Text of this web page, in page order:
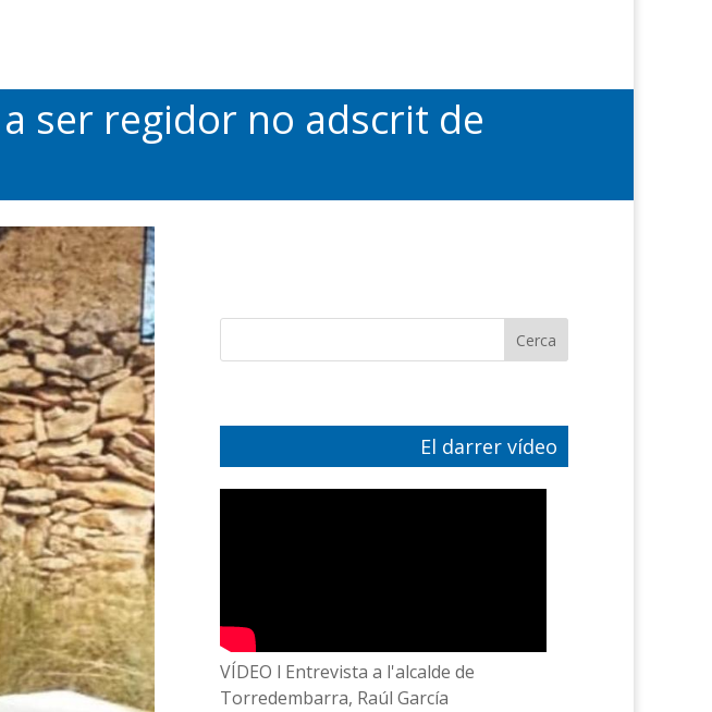
ser regidor no adscrit de
El darrer vídeo
VÍDEO l Entrevista a l'alcalde de
Torredembarra, Raúl García